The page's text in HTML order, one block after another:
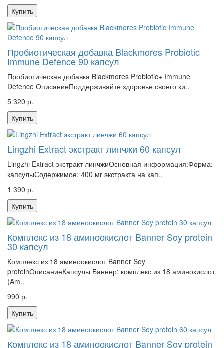
Купить
Пробиотическая добавка Blackmores Probiotic
Immune Defence 90 капсул
Пробиотическая добавка Blackmores Probiotic+ Immune
Defence ОписаниеПоддерживайте здоровье своего ки..
5 320 р.
Купить
Lingzhi Extract экстракт линчжи 60 капсул
Lingzhi Extract экстракт линчжиОсновная информация:Форма:
капсулыСодержимое: 400 мг экстракта на кап..
1 390 р.
Купить
Комплекс из 18 аминоокислот Banner Soy protein
30 капсул
Комплекс из 18 аминоокислот Banner Soy
proteinОписаниеКапсулы Баннер: комплекс из 18 аминокислот
(Am..
990 р.
Купить
Комплекс из 18 аминоокислот Banner Soy protein